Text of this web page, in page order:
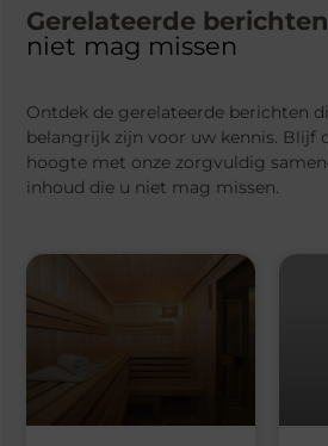
Gerelateerde berichten
niet mag missen
Ontdek de gerelateerde berichten
belangrijk zijn voor uw kennis. Blijf
hoogte met onze zorgvuldig
inhoud die u niet mag missen.